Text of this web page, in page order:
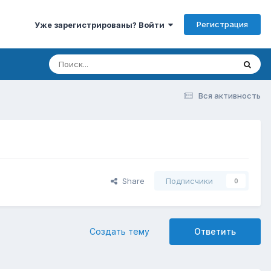
Уже зарегистрированы? Войти Регистрация
Вся активность
Share Подписчики 0
Ответить
Создать тему